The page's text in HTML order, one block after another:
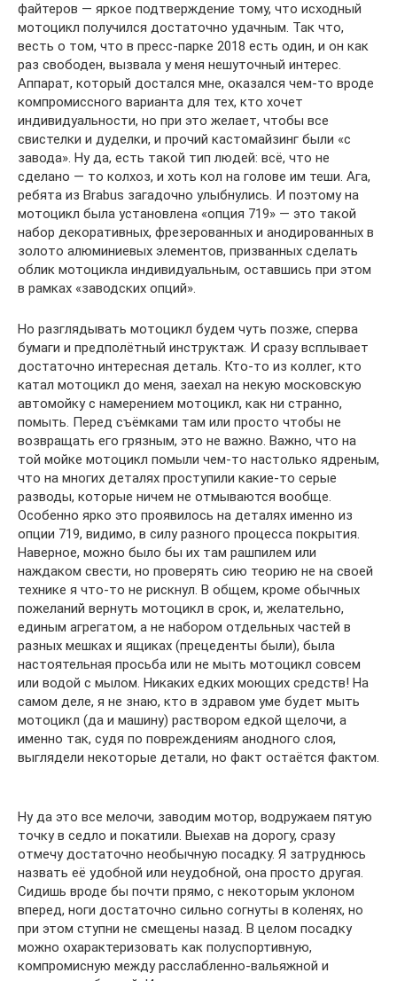
файтеров — яркое подтверждение тому, что исходный
мотоцикл получился достаточно удачным. Так что,
весть о том, что в пресс-парке 2018 есть один, и он как
раз свободен, вызвала у меня нешуточный интерес.
Аппарат, который достался мне, оказался чем-то вроде
компромиссного варианта для тех, кто хочет
индивидуальности, но при это желает, чтобы все
свистелки и дуделки, и прочий кастомайзинг были «с
завода». Ну да, есть такой тип людей: всё, что не
сделано — то колхоз, и хоть кол на голове им теши. Ага,
ребята из Brabus загадочно улыбнулись. И поэтому на
мотоцикл была установлена «опция 719» — это такой
набор декоративных, фрезерованных и анодированных в
золото алюминиевых элементов, призванных сделать
облик мотоцикла индивидуальным, оставшись при этом
в рамках «заводских опций».
Но разглядывать мотоцикл будем чуть позже, сперва
бумаги и предполётный инструктаж. И сразу всплывает
достаточно интересная деталь. Кто-то из коллег, кто
катал мотоцикл до меня, заехал на некую московскую
автомойку с намерением мотоцикл, как ни странно,
помыть. Перед съёмками там или просто чтобы не
возвращать его грязным, это не важно. Важно, что на
той мойке мотоцикл помыли чем-то настолько ядреным,
что на многих деталях проступили какие-то серые
разводы, которые ничем не отмываются вообще.
Особенно ярко это проявилось на деталях именно из
опции 719, видимо, в силу разного процесса покрытия.
Наверное, можно было бы их там рашпилем или
наждаком свести, но проверять сию теорию не на своей
технике я что-то не рискнул. В общем, кроме обычных
пожеланий вернуть мотоцикл в срок, и, желательно,
единым агрегатом, а не набором отдельных частей в
разных мешках и ящиках (прецеденты были), была
настоятельная просьба или не мыть мотоцикл совсем
или водой с мылом. Никаких едких моющих средств! На
самом деле, я не знаю, кто в здравом уме будет мыть
мотоцикл (да и машину) раствором едкой щелочи, а
именно так, судя по повреждениям анодного слоя,
выглядели некоторые детали, но факт остаётся фактом.
Ну да это все мелочи, заводим мотор, водружаем пятую
точку в седло и покатили. Выехав на дорогу, сразу
отмечу достаточно необычную посадку. Я затруднюсь
назвать её удобной или неудобной, она просто другая.
Сидишь вроде бы почти прямо, с некоторым уклоном
вперед, ноги достаточно сильно согнуты в коленях, но
при этом ступни не смещены назад. В целом посадку
можно охарактеризовать как полуспортивную,
компромисную между расслабленно-вальяжной и